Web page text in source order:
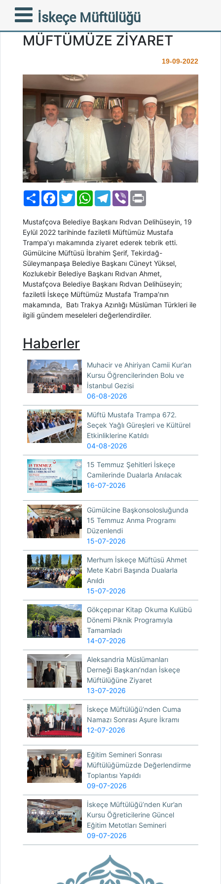
İskeçe Müftülüğü
MUSTAFÇOVA BELEDİYE
BAŞKANINDAN FAZİLETLİ
MÜFTÜMÜZE ZİYARET
19-09-2022
PaylaşFacebook
TwitterWhatsAppTelegram
Viber
Mustafçova Belediye Başkanı Rıdvan Delihüseyin, 19
Eylül 2022 tarihinde faziletli Müftümüz Mustafa
Trampa’yı makamında ziyaret ederek tebrik etti.
Gümülcine Müftüsü İbrahim Şerif, Tekirdağ-
Süleymanpaşa Belediye Başkanı Cüneyt Yüksel,
Kozlukebir Belediye Başkanı Rıdvan Ahmet,
Mustafçova Belediye Başkanı Rıdvan Delihüseyin;
faziletli İskeçe Müftümüz Mustafa Trampa’nın
makamında, Batı Trakya Azınlığı Müslüman Türkleri ile
ilgili gündem meseleleri değerlendirdiler.
Haberler
Muhacir ve Ahiriyan Camii Kur’an
Kursu Öğrencilerinden Bolu ve
İstanbul Gezisi
06-08-2026
Müftü Mustafa Trampa 672.
Seçek Yağlı Güreşleri ve Kültürel
Etkinliklerine Katıldı
04-08-2026
15 Temmuz Şehitleri İskeçe
Camilerinde Dualarla Anılacak
16-07-2026
Gümülcine Başkonsolosluğunda
15 Temmuz Anma Programı
Düzenlendi
15-07-2026
Merhum İskeçe Müftüsü Ahmet
Mete Kabri Başında Dualarla
Anıldı
15-07-2026
Gökçepınar Kitap Okuma Kulübü
Dönemi Piknik Programıyla
Tamamladı
14-07-2026
Aleksandria Müslümanları
Derneği Başkanı’ndan İskeçe
Müftülüğüne Ziyaret
13-07-2026
İskeçe Müftülüğü’nden Cuma
Namazı Sonrası Aşure İkramı
12-07-2026
Eğitim Semineri Sonrası
Müftülüğümüzde Değerlendirme
Toplantısı Yapıldı
09-07-2026
İskeçe Müftülüğü’nden Kur’an
Kursu Öğreticilerine Güncel
Eğitim Metotları Semineri
09-07-2026